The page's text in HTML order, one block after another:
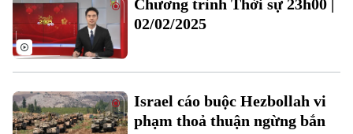
Đất đai
Kinh nghiệm
Xe máy
Thị trường
Tuyển sinh
Hướng nghiệp
Tin tức
Di tích
Sức khỏe
Y tế
Dinh dưỡng
Bóng đá
Giải trí
Chương trình Thời sự 23h00 |
02/02/2025
Israel cáo buộc Hezbollah vi
phạm thoả thuận ngừng bắn